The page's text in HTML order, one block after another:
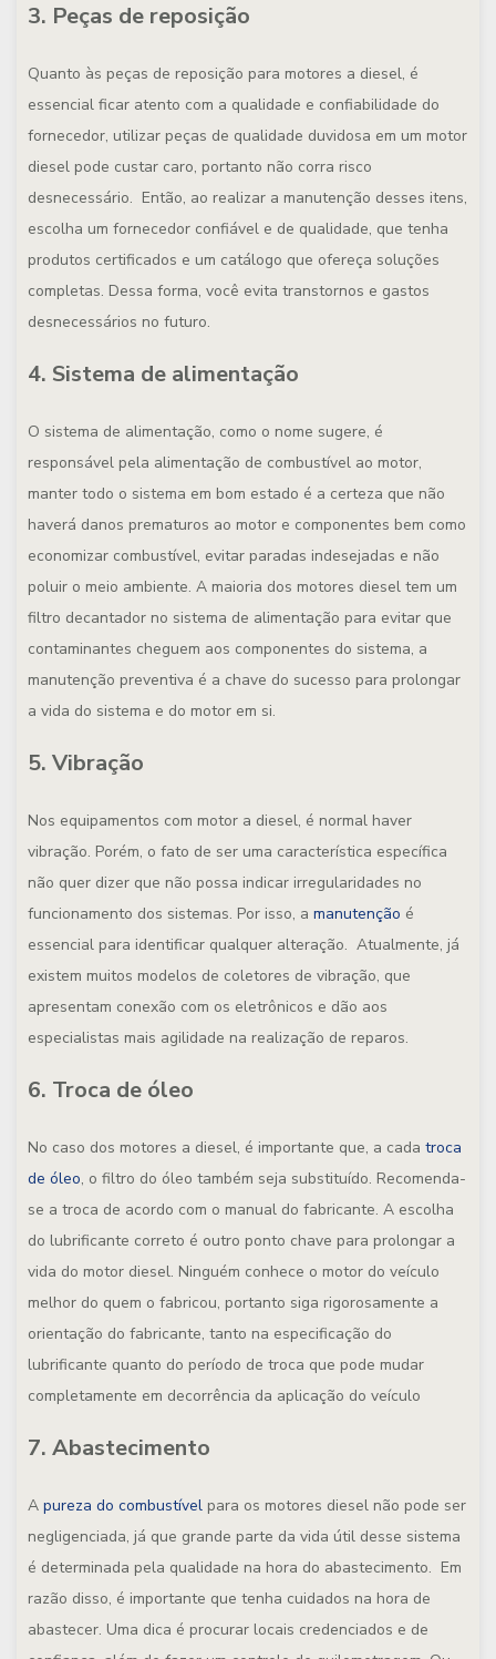
3. Peças de reposição
Quanto às peças de reposição para motores a diesel, é
essencial ficar atento com a qualidade e confiabilidade do
fornecedor, utilizar peças de qualidade duvidosa em um motor
diesel pode custar caro, portanto não corra risco
desnecessário. Então, ao realizar a manutenção desses itens,
escolha um fornecedor confiável e de qualidade, que tenha
produtos certificados e um catálogo que ofereça soluções
completas. Dessa forma, você evita transtornos e gastos
desnecessários no futuro.
4. Sistema de alimentação
O sistema de alimentação, como o nome sugere, é
responsável pela alimentação de combustível ao motor,
manter todo o sistema em bom estado é a certeza que não
haverá danos prematuros ao motor e componentes bem como
economizar combustível, evitar paradas indesejadas e não
poluir o meio ambiente. A maioria dos motores diesel tem um
filtro decantador no sistema de alimentação para evitar que
contaminantes cheguem aos componentes do sistema, a
manutenção preventiva é a chave do sucesso para prolongar
a vida do sistema e do motor em si.
5. Vibração
Nos equipamentos com motor a diesel, é normal haver
vibração. Porém, o fato de ser uma característica específica
não quer dizer que não possa indicar irregularidades no
funcionamento dos sistemas. Por isso, a manutenção é
essencial para identificar qualquer alteração. Atualmente, já
existem muitos modelos de coletores de vibração, que
apresentam conexão com os eletrônicos e dão aos
especialistas mais agilidade na realização de reparos.
6. Troca de óleo
No caso dos motores a diesel, é importante que, a cada troca
de óleo, o filtro do óleo também seja substituído. Recomenda-
se a troca de acordo com o manual do fabricante. A escolha
do lubrificante correto é outro ponto chave para prolongar a
vida do motor diesel. Ninguém conhece o motor do veículo
melhor do quem o fabricou, portanto siga rigorosamente a
orientação do fabricante, tanto na especificação do
lubrificante quanto do período de troca que pode mudar
completamente em decorrência da aplicação do veículo
7. Abastecimento
A pureza do combustível para os motores diesel não pode ser
negligenciada, já que grande parte da vida útil desse sistema
é determinada pela qualidade na hora do abastecimento. Em
razão disso, é importante que tenha cuidados na hora de
abastecer. Uma dica é procurar locais credenciados e de